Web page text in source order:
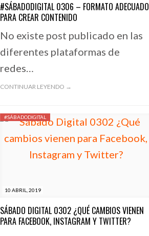
#SÁBADODIGITAL 0306 – FORMATO ADECUADO
PARA CREAR CONTENIDO
No existe post publicado en las
diferentes plataformas de
redes…
CONTINUAR LEYENDO →
10 ABRIL, 2019
#SÁBADODIGITAL
SÁBADO DIGITAL 0302 ¿QUÉ CAMBIOS VIENEN
PARA FACEBOOK, INSTAGRAM Y TWITTER?